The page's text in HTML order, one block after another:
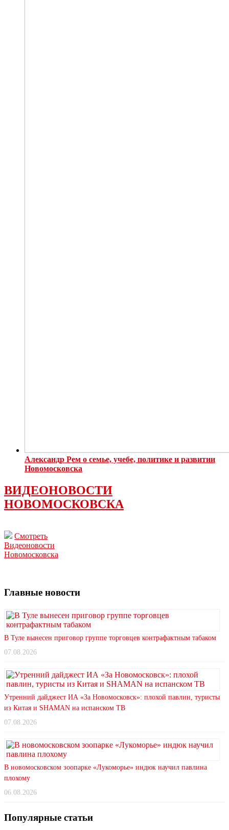
Александр Рем о семье, учебе, политике и развитии
Новомосковска
ВИДЕОНОВОСТИ
НОВОМОСКОВСКА
Смотреть
Видеоновости
Новомосковска
Главные новости
В Туле вынесен приговор группе торговцев контрафактным табаком
07.08.2026
Утренний дайджест ИА «За Новомосковск»: плохой павлин, туристы
из Китая и SHAMAN на испанском ТВ
07.08.2026
В новомосковском зоопарке «Лукоморье» индюк научил павлина
плохому
06.08.2026
Популярные статьи